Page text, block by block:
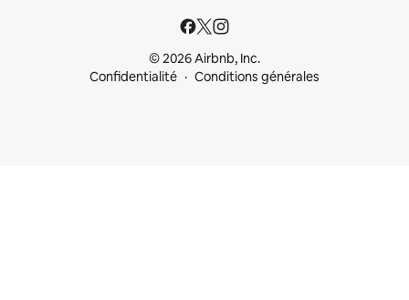
© 2026 Airbnb, Inc.
Confidentialité
Conditions générales